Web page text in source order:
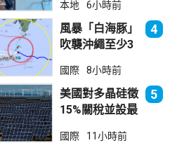
業失當除牌1個
月
本地 6小時前
風暴「白海豚」
吹襲沖繩至少3
取消
4
國際 8小時前
美國對多晶硅徵
15%關稅並設最
克：中國無法再
5
國際 11小時前